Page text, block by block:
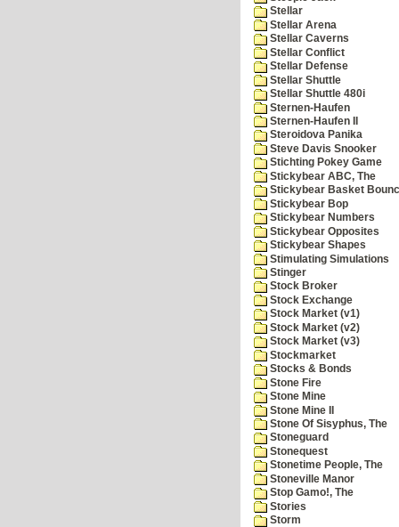
Stellar
Stellar Arena
Stellar Caverns
Stellar Conflict
Stellar Defense
Stellar Shuttle
Stellar Shuttle 480i
Sternen-Haufen
Sternen-Haufen II
Steroidova Panika
Steve Davis Snooker
Stichting Pokey Game
Stickybear ABC, The
Stickybear Basket
Stickybear Bop
Stickybear Numbers
Stickybear Opposites
Stickybear Shapes
Stimulating Simulations
Stinger
Stock Broker
Stock Exchange
Stock Market (v1)
Stock Market (v2)
Stock Market (v3)
Stockmarket
Stocks & Bonds
Stone Fire
Stone Mine
Stone Mine II
Stone Of Sisyphus, The
Stoneguard
Stonequest
Stonetime People, The
Stoneville Manor
Stop Gamo!, The
Stories
Storm